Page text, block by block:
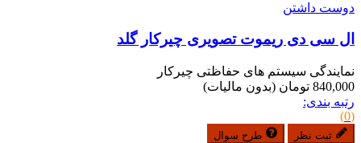
دوست داشتن
ال سی دی ریموت تصویری چیرکار گلد
نمایندگی سیستم های حفاظتی چیرکار
840,000 تومان
(بدون مالیات)
رتبه بندی:
(0)
ثبت نظر طرح سوال